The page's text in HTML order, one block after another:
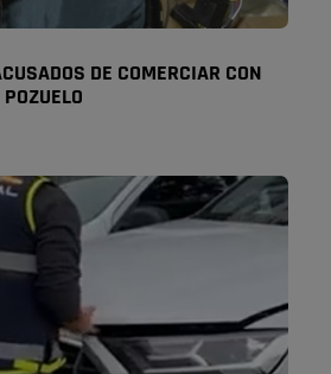
DE COMERCIAR CON